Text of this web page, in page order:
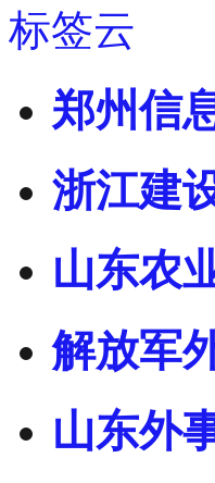
标签云
郑州信
浙江建
山东农
解放军
山东外